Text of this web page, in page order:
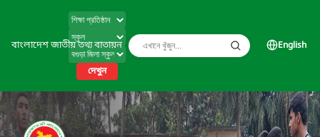
বাংলাদেশ জাতীয় তথ্য বাতায়ন
দেখুন
English